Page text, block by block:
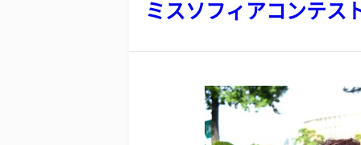
ミスソフィアコンテス